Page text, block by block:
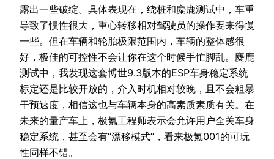
露出一些破绽。具体表现在，绕桩和麋鹿测试中，车重
导致了惯性很大，重心转移相对驾驶员的操作要来得慢
一些。但在车辆和轮胎极限范围内，车辆的整体感很
好，极佳的可控性不会让你在这个时候手忙脚乱。麋鹿
测试中，我发现这套博世9.3版本的ESP车身稳定系统
标定还是比较开放的，介入时机相对较晚，且不会粗暴
干预速度，相信这也与车辆本身的高素质素质有关。在
未来的量产车上，极氪工程师表示会允许用户全关车身
稳定系统，甚至会有“漂移模式”，看来极氪001的可玩
性同样不错。